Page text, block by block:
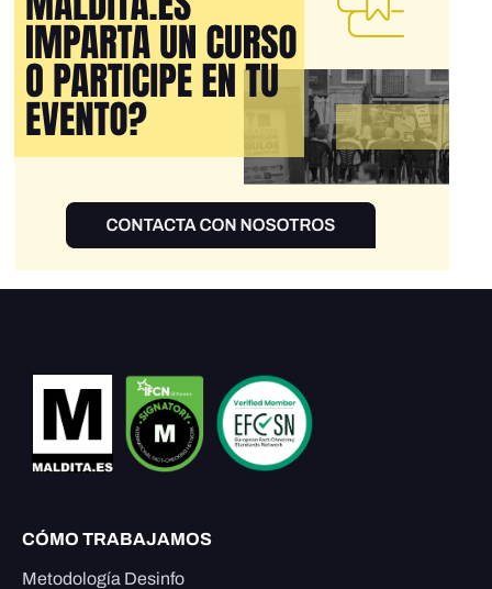
CÓMO TRABAJAMOS
Metodología Desinfo